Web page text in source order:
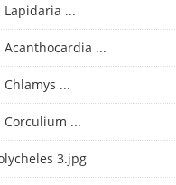
...
...
...
...
3.jpg